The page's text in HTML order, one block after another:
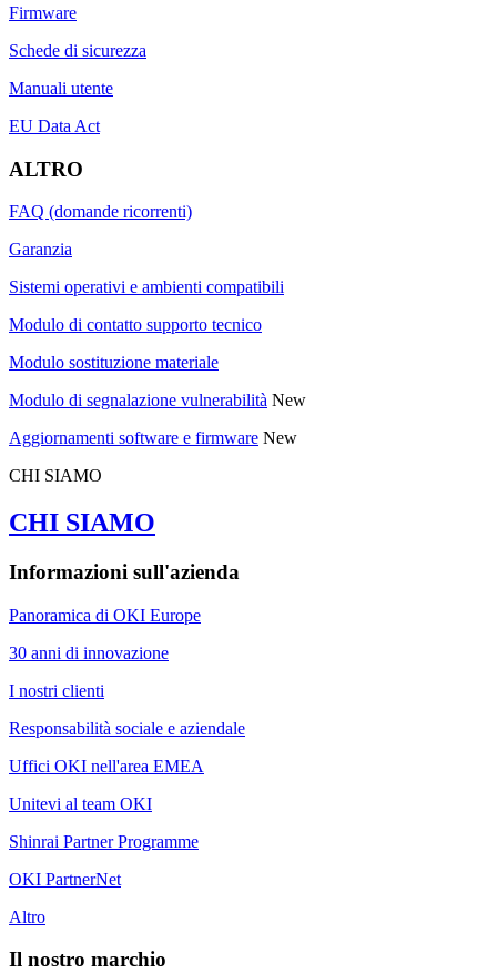
Firmware
Schede di sicurezza
Manuali utente
EU Data Act
ALTRO
FAQ (domande ricorrenti)
Garanzia
Sistemi operativi e ambienti compatibili
Modulo di contatto supporto tecnico
Modulo sostituzione materiale
Modulo di segnalazione vulnerabilità New
Aggiornamenti software e firmware New
CHI SIAMO
CHI SIAMO
Informazioni sull'azienda
Panoramica di OKI Europe
30 anni di innovazione
I nostri clienti
Responsabilità sociale e aziendale
Uffici OKI nell'area EMEA
Unitevi al team OKI
Shinrai Partner Programme
OKI PartnerNet
Altro
Il nostro marchio